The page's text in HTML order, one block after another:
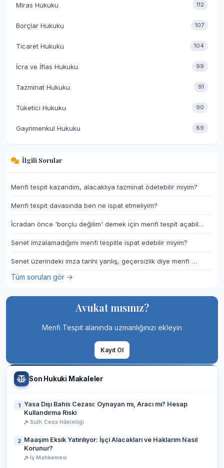
Miras Hukuku 112
Borçlar Hukuku 107
Ticaret Hukuku 104
İcra ve İflas Hukuku 99
Tazminat Hukuku 91
Tüketici Hukuku 90
Gayrimenkul Hukuku 89
İlgili Sorular
Menfi tespit kazandım, alacaklıya tazminat ödetebilir miyim?
Menfi tespit davasında ben ne ispat etmeliyim?
İcradan önce 'borçlu değilim' demek için menfi tespit açabil…
Senet imzalamadığımı menfi tespitle ispat edebilir miyim?
Senet üzerindeki imza tarihi yanlış, geçersizlik diye menfi …
Tüm soruları gör →
Avukat mısınız?
Menfi Tespit alanında uzmanlığınızı ekleyin
Kayıt Ol
Son Hukuki Makaleler
1
Yasa Dışı Bahis Cezası: Oynayan mı, Aracı mı? Hesap
Kullandırma Riski
Sulh Ceza Hâkimliği
2 Maaşım Eksik Yatırılıyor: İşçi Alacakları ve Haklarım Nasıl
Korunur?
İş Mahkemesi